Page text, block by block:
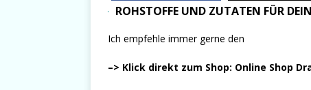
ROHSTOFFE UND ZUTATEN FÜR
Ich empfehle immer gerne den
–> Klick direkt zum Shop: Online Shop